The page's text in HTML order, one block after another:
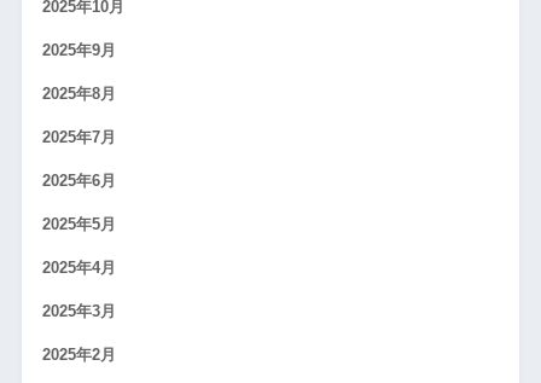
2025年10月
2025年9月
2025年8月
2025年7月
2025年6月
2025年5月
2025年4月
2025年3月
2025年2月